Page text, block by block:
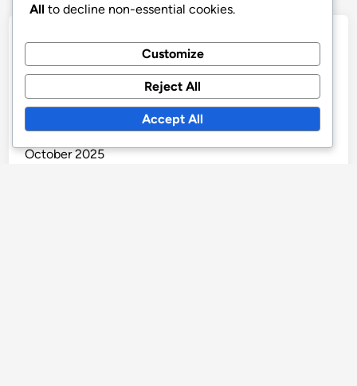
Archives
June 2026
December 2025
November 2025
October 2025
All to decline non-essential cookies.
Customize
Reject All
Accept All